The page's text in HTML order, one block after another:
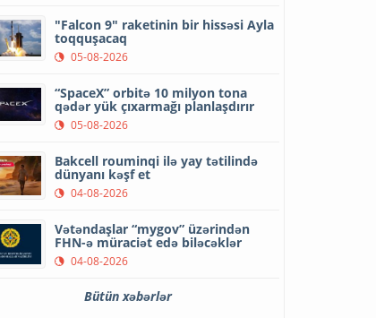
"Falcon 9" raketinin bir hissəsi Ayla
toqquşacaq
05-08-2026
“SpaceX” orbitə 10 milyon tona
qədər yük çıxarmağı planlaşdırır
05-08-2026
Bakcell rouminqi ilə yay tətilində
dünyanı kəşf et
04-08-2026
Vətəndaşlar “mygov” üzərindən
FHN-ə müraciət edə biləcəklər
04-08-2026
Bütün xəbərlər